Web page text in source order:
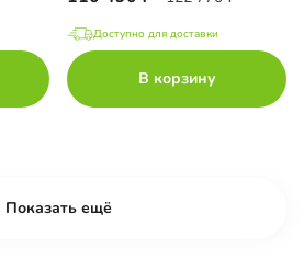
Доступно для доставки
В корзину
Показать ещё